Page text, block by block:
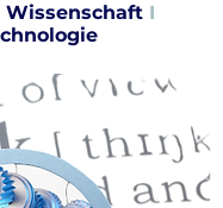
Wissenschaft I